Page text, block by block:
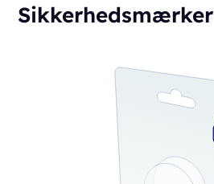
Sikkerhedsmærker